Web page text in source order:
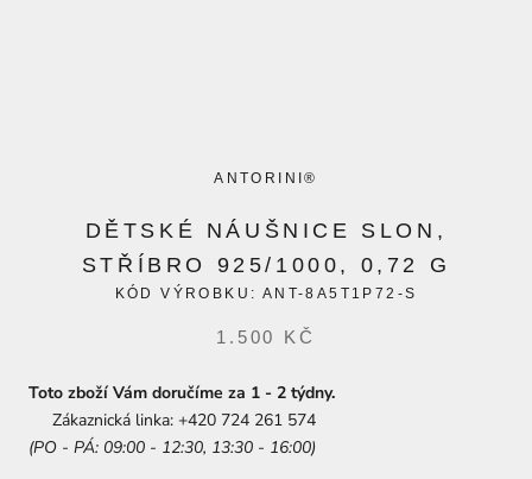
ANTORINI®
DĚTSKÉ NÁUŠNICE SLON,
STŘÍBRO 925/1000, 0,72 G
KÓD VÝROBKU: ANT-8A5T1P72-S
1.500 KČ
Toto zboží Vám doručíme za 1 - 2 týdny.
Zákaznická linka: +420 724 261 574
(PO - PÁ: 09:00 - 12:30, 13:30 - 16:00)